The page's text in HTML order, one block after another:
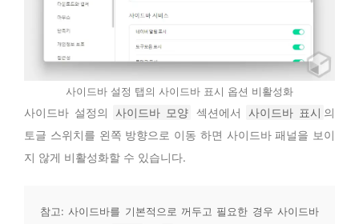
사이드바 설정 탭의 사이드바 표시 옵션 비활성화
사이드바 설정의 사이드바 모양 섹션에서 사이드바 표시 의
토글 스위치를 왼쪽 방향으로 이동 하면 사이드바 패널을 보이
지 않게 비활성화할 수 있습니다.
참고: 사이드바를 기본적으로 꺼두고 필요한 경우 사이드바